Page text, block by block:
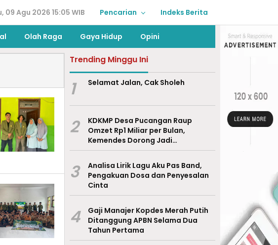
09 Agu 2026 15:05 WIB Pencarian Indeks Berita
Olah Raga Gaya Hidup Opini
Trending Minggu Ini
1 Selamat Jalan, Cak Sholeh
2
KDKMP Desa Pucangan Raup
Omzet Rp1 Miliar per Bulan,
Kemendes Dorong Jadi
Percontohan Nasional
3
Analisa Lirik Lagu Aku Pas Band,
Pengakuan Dosa dan Penyesalan
Cinta
4
Gaji Manajer Kopdes Merah Putih
Ditanggung APBN Selama Dua
Tahun Pertama